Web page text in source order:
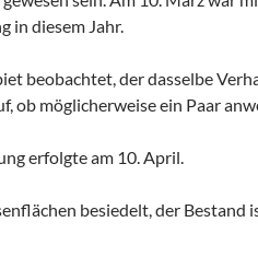
in diesem Jahr.
beobachtet, der dasselbe
möglicherweise ein Paar
erfolgte am 10. April.
besiedelt, der Bestand